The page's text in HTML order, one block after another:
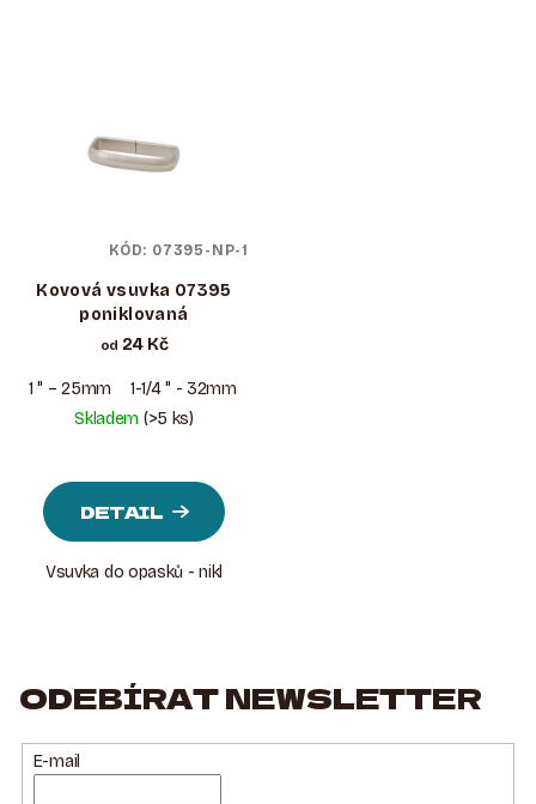
Kovová vsuvka 07395
poniklovaná
od 24 Kč
1 " – 25mm 1-1/4 " - 32mm
Skladem (>5 ks)
DETAIL
Vsuvka do opasků - nikl
KÓD: 07395-NP-1
ODEBÍRAT NEWSLETTER
E-mail